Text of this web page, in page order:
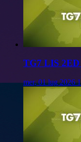
TG7 LIS 2ED
mer, 01 lug 2026